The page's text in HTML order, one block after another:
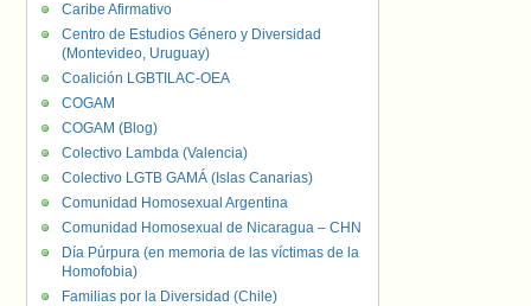
Caribe Afirmativo
Centro de Estudios Género y Diversidad
(Montevideo, Uruguay)
Coalición LGBTILAC-OEA
COGAM
COGAM (Blog)
Colectivo Lambda (Valencia)
Colectivo LGTB GAMÁ (Islas Canarias)
Comunidad Homosexual Argentina
Comunidad Homosexual de Nicaragua – CHN
Día Púrpura (en memoria de las víctimas de la
Homofobia)
Familias por la Diversidad (Chile)